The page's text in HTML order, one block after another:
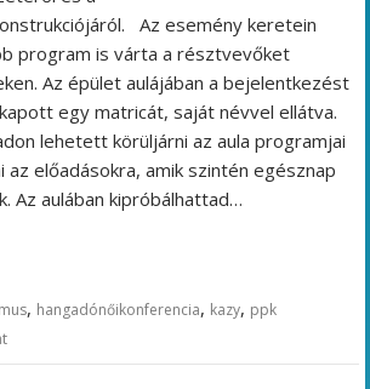
Az esemény keretein
program is várta a résztvevőket
Az épület aulájában a bejelentkezést
egy matricát, saját névvel ellátva.
lehetett körüljárni az aula programjai
előadásokra, amik szintén egésznap
Az aulában kipróbálhattad…
, hangadónőikonferencia, kazy, ppk